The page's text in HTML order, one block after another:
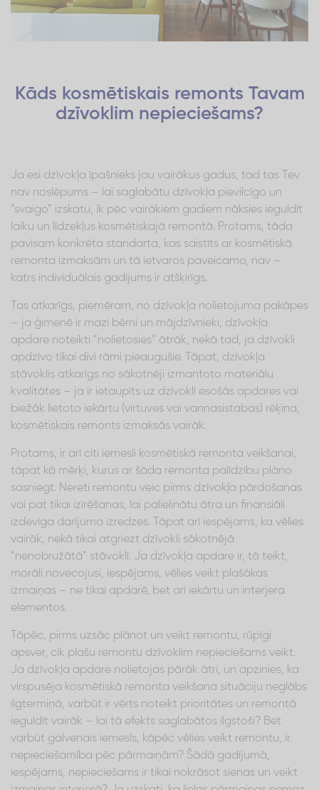
Kāds kosmētiskais remonts Tavam
dzīvoklim nepieciešams?
Ja esi dzīvokļa īpašnieks jau vairākus gadus, tad tas Tev
nav noslēpums – lai saglabātu dzīvokļa pievilcīgo un
“svaigo” izskatu, ik pēc vairākiem gadiem nāksies ieguldīt
laiku un līdzekļus kosmētiskajā remontā. Protams, tāda
pavisam konkrēta standarta, kas saistīts ar kosmētiskā
remonta izmaksām un tā ietvaros paveicamo, nav –
katrs individuālais gadījums ir atšķirīgs.
Tas atkarīgs, piemēram, no dzīvokļa nolietojuma pakāpes
– ja ģimenē ir mazi bērni un mājdzīvnieki, dzīvokļa
apdare noteikti “nolietosies” ātrāk, nekā tad, ja dzīvokli
apdzīvo tikai divi rāmi pieaugušie. Tāpat, dzīvokļa
stāvoklis atkarīgs no sākotnēji izmantoto materiālu
kvalitātes – ja ir ietaupīts uz dzīvoklī esošās apdares vai
biežāk lietoto iekārtu (virtuves vai vannasistabas) rēķina,
kosmētiskais remonts izmaksās vairāk.
Protams, ir arī citi iemesli kosmētiskā remonta veikšanai,
tāpat kā mērķi, kurus ar šāda remonta palīdzību plāno
sasniegt. Nereti remontu veic pirms dzīvokļa pārdošanas
vai pat tikai izīrēšanas, lai palielinātu ātra un finansiāli
izdevīga darījuma izredzes. Tāpat arī iespējams, ka vēlies
vairāk, nekā tikai atgriezt dzīvokli sākotnējā
“nenobružātā” stāvoklī. Ja dzīvokļa apdare ir, tā teikt,
morāli novecojusi, iespējams, vēlies veikt plašākas
izmaiņas – ne tikai apdarē, bet arī iekārtu un interjera
elementos.
Tāpēc, pirms uzsāc plānot un veikt remontu, rūpīgi
apsver, cik plašu remontu dzīvoklim nepieciešams veikt.
Ja dzīvokļa apdare nolietojas pārāk ātri, un apzinies, ka
virspusēja kosmētiskā remonta veikšana situāciju neglābs
ilgtermiņā, varbūt ir vērts noteikt prioritātes un remontā
ieguldīt vairāk – lai tā efekts saglabātos ilgstoši? Bet
varbūt galvenais iemesls, kāpēc vēlies veikt remontu, ir
nepieciešamība pēc pārmaiņām? Šādā gadījumā,
iespējams, nepieciešams ir tikai nokrāsot sienas un veikt